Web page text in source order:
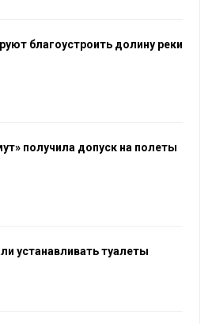
благоустроить долину реки
получила допуск на полеты
устанавливать туалеты